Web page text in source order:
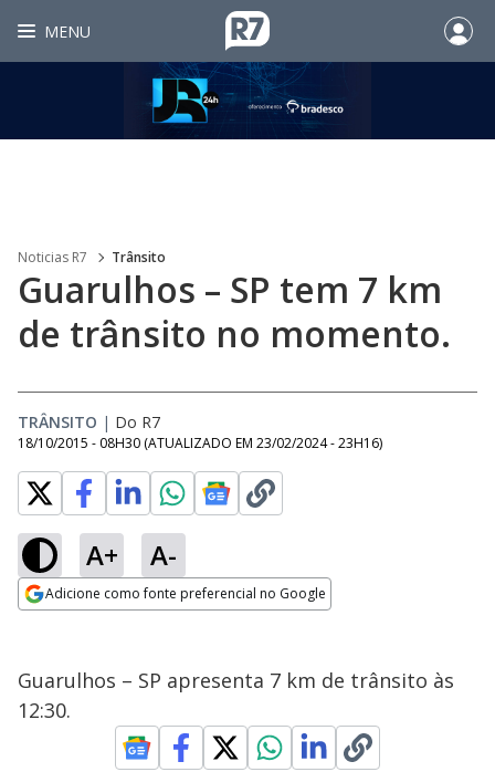
MENU
Noticias R7 Trânsito
Guarulhos – SP tem 7 km
de trânsito no momento.
TRÂNSITO | Do R7
18/10/2015 - 08H30 (ATUALIZADO EM 23/02/2024 - 23H16)
A+ A-
Adicione como fonte preferencial no Google
Guarulhos – SP apresenta 7 km de trânsito às
12:30.